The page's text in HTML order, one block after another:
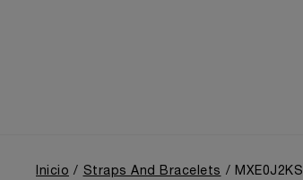
Inicio Straps And Bracelets MXE0J2KS